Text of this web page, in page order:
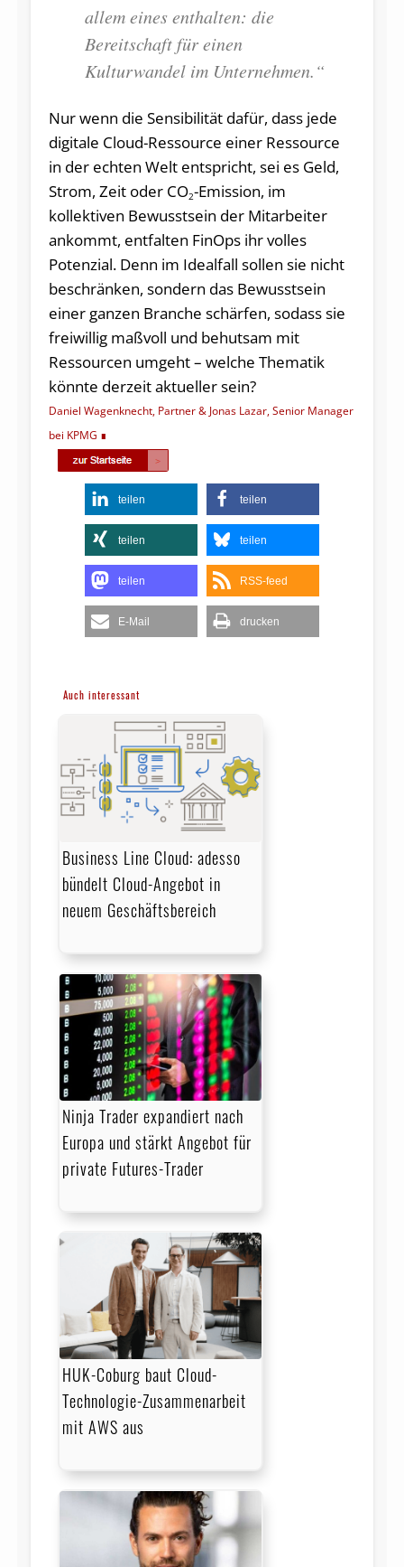
allem eines enthalten: die
Bereitschaft für einen
Kulturwandel im Unternehmen.“
Nur wenn die Sensibilität dafür, dass jede
digitale Cloud-Ressource einer Ressource
in der echten Welt entspricht, sei es Geld,
Strom, Zeit oder CO2-Emission, im
kollektiven Bewusstsein der Mitarbeiter
ankommt, entfalten FinOps ihr volles
Potenzial. Denn im Idealfall sollen sie nicht
beschränken, sondern das Bewusstsein
einer ganzen Branche schärfen, sodass sie
freiwillig maßvoll und behutsam mit
Ressourcen umgeht – welche Thematik
könnte derzeit aktueller sein?
Daniel Wagenknecht, Partner & Jonas Lazar, Senior Manager
bei KPMG
teilen teilen
teilen teilen
teilen RSS-feed
E-Mail drucken
Auch interessant
Business Line Cloud: adesso
bündelt Cloud-Angebot in
neuem Geschäftsbereich
Ninja Trader expandiert nach
Europa und stärkt Angebot für
private Futures-Trader
HUK-Coburg baut Cloud-
Technologie-Zusammenarbeit
mit AWS aus